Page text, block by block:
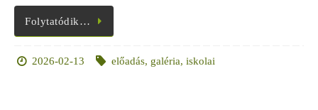
Folytatódik…
2026-02-13 előadás, galéria, iskolai